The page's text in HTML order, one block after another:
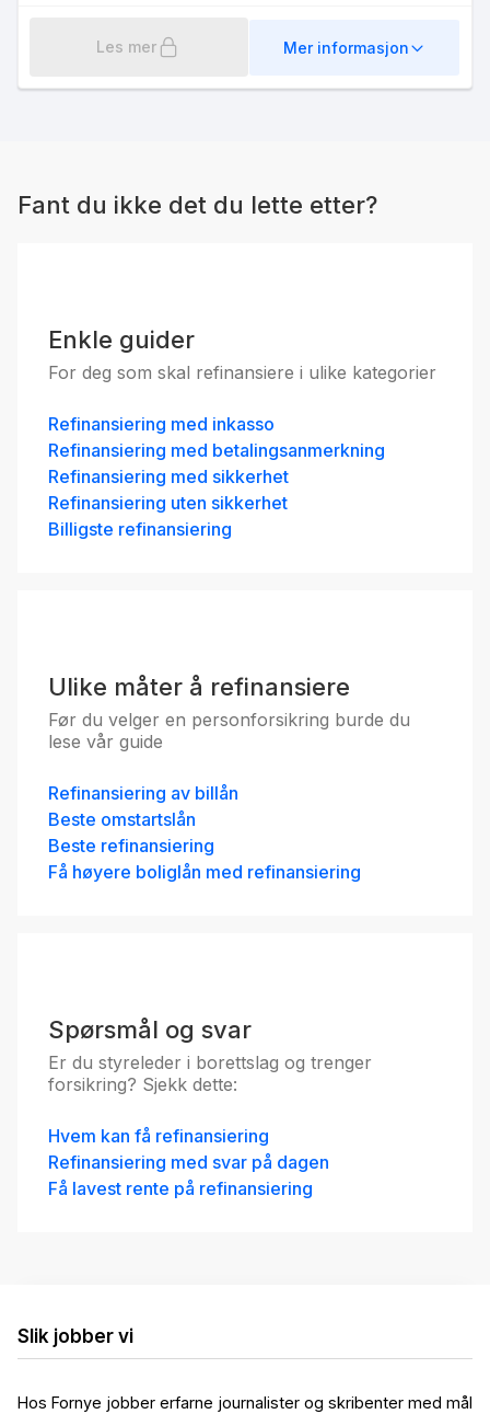
Les mer Mer informasjon
Fant du ikke det du lette etter?
Enkle guider
For deg som skal refinansiere i ulike kategorier
Refinansiering med inkasso
Refinansiering med betalingsanmerkning
Refinansiering med sikkerhet
Refinansiering uten sikkerhet
Billigste refinansiering
Ulike måter å refinansiere
Før du velger en personforsikring burde du
lese vår guide
Refinansiering av billån
Beste omstartslån
Beste refinansiering
Få høyere boliglån med refinansiering
Spørsmål og svar
Er du styreleder i borettslag og trenger
forsikring? Sjekk dette:
Hvem kan få refinansiering
Refinansiering med svar på dagen
Få lavest rente på refinansiering
Slik jobber vi
Hos Fornye jobber erfarne journalister og skribenter med mål